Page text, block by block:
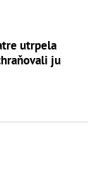
utrpela
ju